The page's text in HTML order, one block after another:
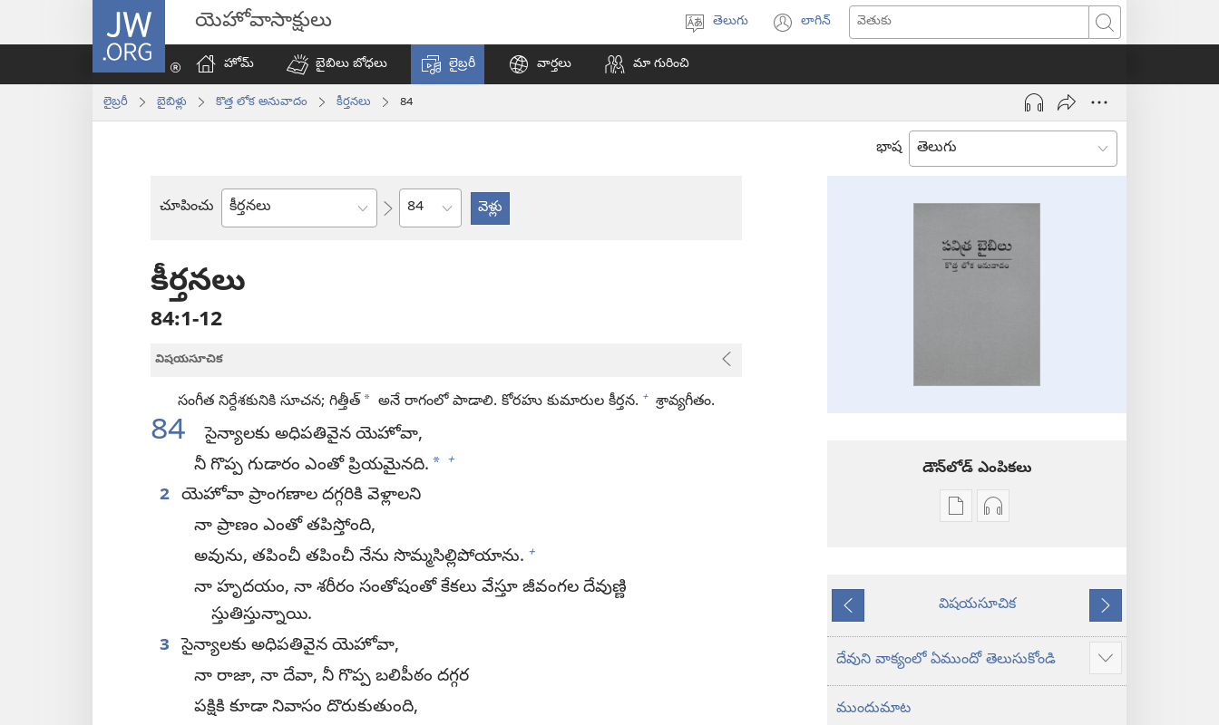
JW.ORG యెహోవాసాక్షులు
ఎంచుకోండి
తెలుగు లాగిన్
విండో
అవుతుంది)
వెతుకు
హోమ్‌
బైబిలు బోధలు లైబ్రరీ వార్తలు మా గురించి
లైబ్రరీ బైబిళ్లు కొత్త లోక అనువాదం కీర్తనలు 84
భాష
చూపించు
బైబిలు
అధ్యాయం
కీర్తనలు
84:1-12
విషయసూచిక
సంగీత నిర్దేశకునికి సూచన; గిత్తీత్‌ * అనే రాగంలో పాడాలి. కోరహు కుమారుల కీర్తన. + శ్రావ్యగీతం.
84
సైన్యాలకు అధిపతివైన యెహోవా,
నీ గొప్ప గుడారం ఎంతో ప్రియమైనది. * +
2 యెహోవా ప్రాంగణాల దగ్గరికి వెళ్లాలని
నా ప్రాణం ఎంతో తపిస్తోంది,
అవును, తపించీ తపించీ నేను సొమ్మసిల్లిపోయాను. +
నా హృదయం, నా శరీరం సంతోషంతో కేకలు వేస్తూ జీవంగల దేవుణ్ణి
స్తుతిస్తున్నాయి.
3 సైన్యాలకు అధిపతివైన యెహోవా,
నా రాజా, నా దేవా, నీ గొప్ప బలిపీఠం దగ్గర
పక్షికి కూడా నివాసం దొరుకుతుంది,
డౌన్‌లోడ్‌ ఎంపికలు
ప్రచురణల
బైబిలు
లోక
ఆడియో
బైబిలు
లోక
ముందటి
విషయసూచిక
తరవాతి
దేవుని వాక్యంలో ఏముందో తెలుసుకోండి
ఎక్కువ
చూపించు
ముందుమాట